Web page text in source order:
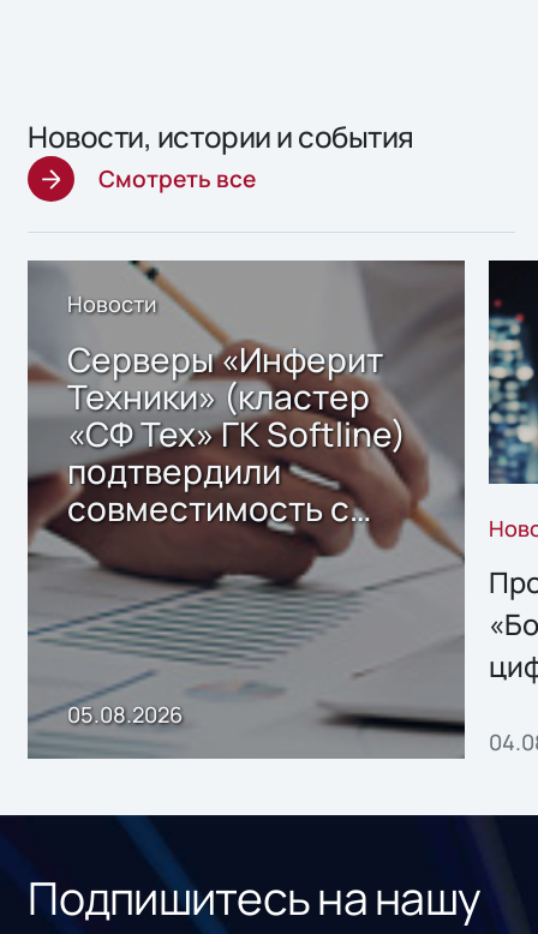
Новости, истории и события
Смотреть все
Новости
Серверы «Инферит
Техники» (кластер
«СФ Тех» ГК Softline)
подтвердили
совместимость с
решением Sharx
Storage 2.x для
хранения данных
05.08.2026
Подпишитесь на нашу